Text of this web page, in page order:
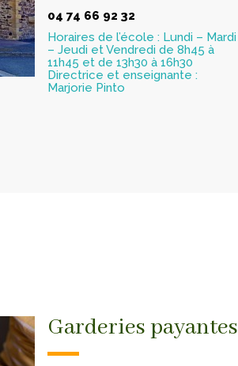
04 74 66 92 32
Horaires de l’école : Lundi – Mardi
– Jeudi et Vendredi de 8h45 à
11h45 et de 13h30 à 16h30
Directrice et enseignante :
Marjorie Pinto
Garderies payantes